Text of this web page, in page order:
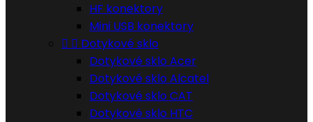
HF konektory
Mini USB konektory
  Dotykové sklo
Dotykové sklo Acer
Dotykové sklo Alcatel
Dotykové sklo CAT
Dotykové sklo HTC